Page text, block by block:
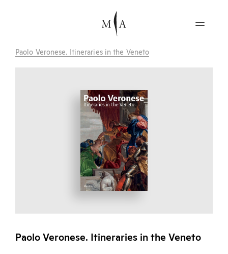
Paolo Veronese. Itineraries in the Veneto
Paolo Veronese. Itineraries in the Veneto